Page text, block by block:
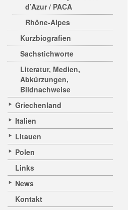
d’Azur / PACA
Rhône-Alpes
Kurzbiografien
Sachstichworte
Literatur, Medien,
Abkürzungen,
Bildnachweise
Griechenland
Italien
Litauen
Polen
Links
News
Kontakt